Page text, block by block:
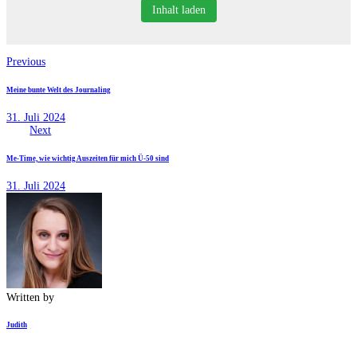
Inhalt laden
Beitragsnavigation
Previous
Meine bunte Welt des Journaling
31. Juli 2024
Next
Me-Time, wie wichtig Auszeiten für mich Ü-50 sind
31. Juli 2024
Written by
Judith